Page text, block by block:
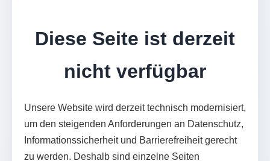
Diese Seite ist derzeit
nicht verfügbar
Unsere Website wird derzeit technisch modernisiert,
um den steigenden Anforderungen an Datenschutz,
Informationssicherheit und Barrierefreiheit gerecht
zu werden. Deshalb sind einzelne Seiten